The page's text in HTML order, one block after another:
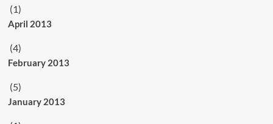
(1)
April 2013
(4)
February 2013
(5)
January 2013